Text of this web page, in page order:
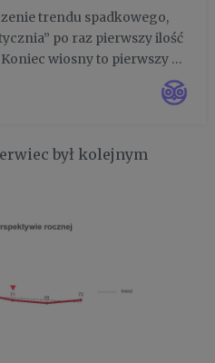
trendu spadkowego,
po raz pierwszy ilość
wiosny to pierwszy o
jest monitoring konsumpcji,
jabłek. Oto
był kolejnym